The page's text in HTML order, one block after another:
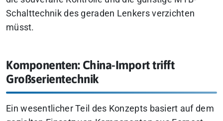
Schalttechnik des geraden Lenkers verzichten
müsst.
Komponenten: China-Import trifft
Großserientechnik
Ein wesentlicher Teil des Konzepts basiert auf dem